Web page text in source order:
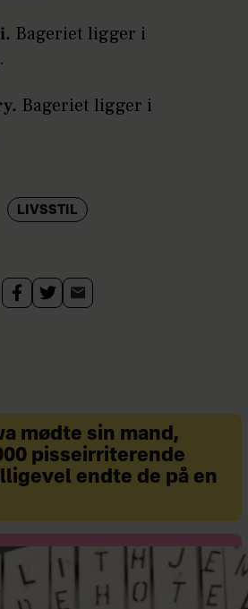
Bageriet ligger i
Bageriet ligger i
LIVSSTIL
mødte sin mand,
pisseirriterende
endte de på en